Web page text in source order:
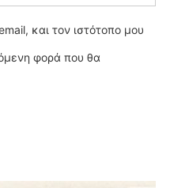
και τον ιστότοπο μου
φορά που θα